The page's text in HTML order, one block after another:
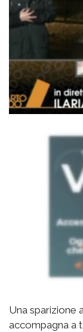
Una sparizione
accompagna a